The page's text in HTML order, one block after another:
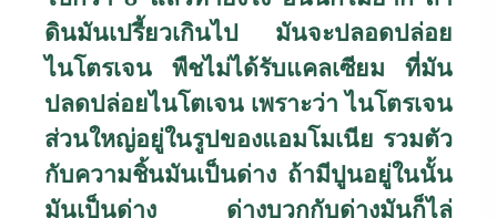
ดินมันเปรี้ยวเกินไป มันจะปลอดปล่อย
ไนโตรเจน พืชไม่ได้รับแคลเซียม ที่มัน
ปลดปล่อยไนโตเจน เพราะว่า ไนโตรเจน
ส่วนใหญ่อยู่ในรูปของแอมโมเนีย รวมตัว
กับความชิ้นมันเป็นด่าง ถ้ามีปูนอยู่ในนั้น
มันเป็นด่าง ด่างบวกกับด่างมันก็ไล่